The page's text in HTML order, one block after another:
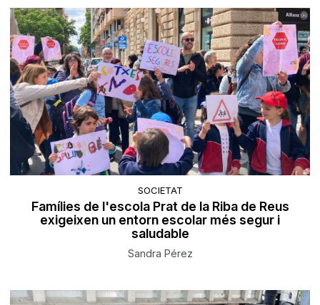
SOCIETAT
Famílies de l'escola Prat de la Riba de Reus
exigeixen un entorn escolar més segur i
saludable
Sandra Pérez